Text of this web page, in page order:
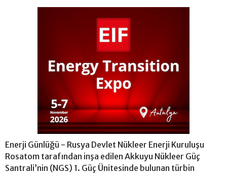
Enerji Günlüğü - Rusya Devlet Nükleer Enerji Kuruluşu
Rosatom tarafından inşa edilen Akkuyu Nükleer Güç
Santrali’nin (NGS) 1. Güç Ünitesinde bulunan türbin